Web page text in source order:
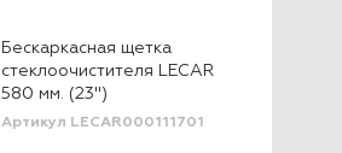
Бескаркасная щетка
стеклоочистителя LECAR
580 мм. (23")
Артикул LECAR000111701